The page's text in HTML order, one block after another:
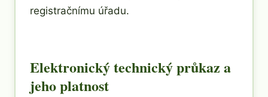
registračnímu úřadu.
Elektronický technický průkaz a
jeho platnost